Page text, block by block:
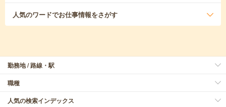
人気のワードでお仕事情報をさがす
勤務地 / 路線・駅
職種
人気の検索インデックス